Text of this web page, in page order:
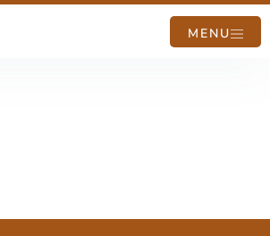
MENU